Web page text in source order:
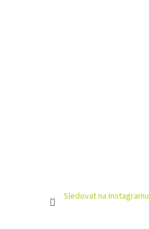
Sledovat na Instagramu